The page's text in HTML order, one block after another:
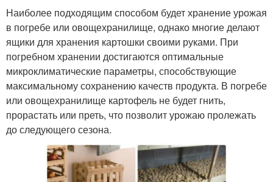
Наиболее подходящим способом будет хранение урожая
в погребе или овощехранилище, однако многие делают
ящики для хранения картошки своими руками. При
погребном хранении достигаются оптимальные
микроклиматические параметры, способствующие
максимальному сохранению качеств продукта. В погребе
или овощехранилище картофель не будет гнить,
прорастать или преть, что позволит урожаю пролежать
до следующего сезона.